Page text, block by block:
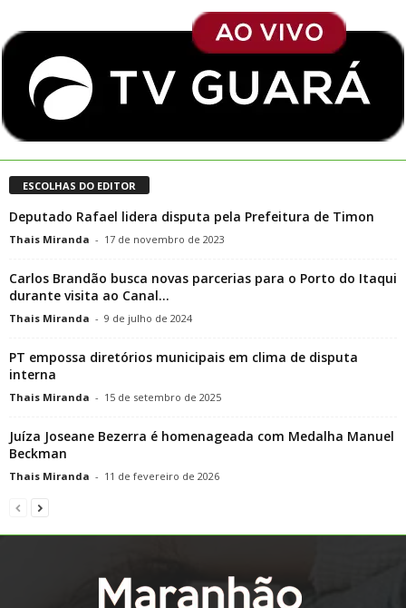
ESCOLHAS DO EDITOR
Deputado Rafael lidera disputa pela Prefeitura de Timon
Thais Miranda - 17 de novembro de 2023
Carlos Brandão busca novas parcerias para o Porto do Itaqui
durante visita ao Canal...
Thais Miranda - 9 de julho de 2024
PT empossa diretórios municipais em clima de disputa
interna
Thais Miranda - 15 de setembro de 2025
Juíza Joseane Bezerra é homenageada com Medalha Manuel
Beckman
Thais Miranda - 11 de fevereiro de 2026